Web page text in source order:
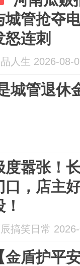
城管抢夺
怒连刺
人生 2026-08-
城管退休
度嚣张！
口，店主
！
搞笑日常
金盾护平